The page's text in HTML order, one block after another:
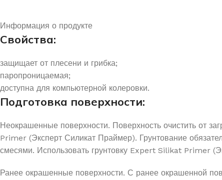
Информация о продукте
Свойства:
защищает от плесени и грибка;
паропроницаемая;
доступна для компьютерной колеровки.
Подготовка поверхности:
Неокрашенные поверхности. Поверхность очистить от
Primer (Эксперт Силикат Праймер). Грунтование
смесями. Использовать грунтовку Expert Silikat Primer
Ранее окрашенные поверхности. С ранее окрашенной